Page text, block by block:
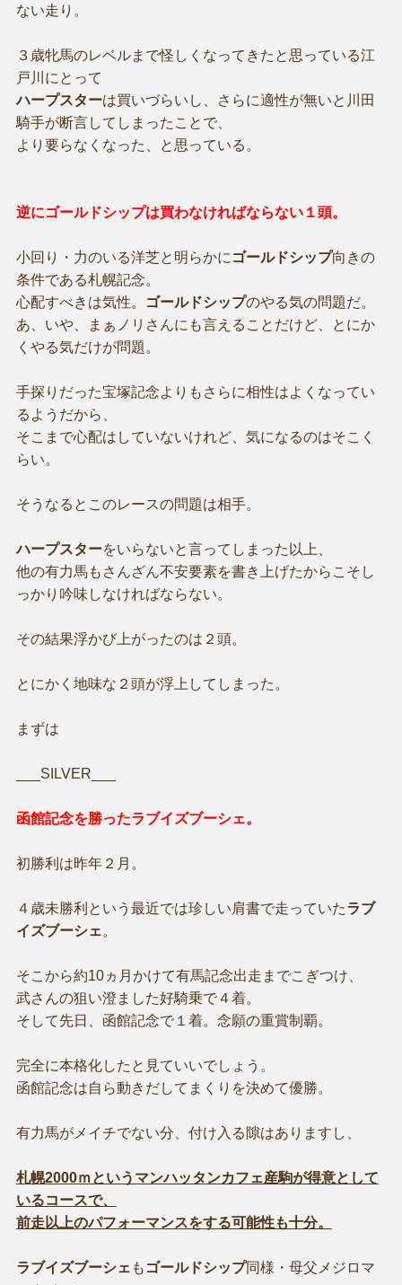
ない走り。
３歳牝馬のレベルまで怪しくなってきたと思っている江
戸川にとって
ハープスターは買いづらいし、さらに適性が無いと川田
騎手が断言してしまったことで、
より要らなくなった、と思っている。
逆にゴールドシップは買わなければならない１頭。
小回り・力のいる洋芝と明らかに ゴールドシップ向きの
条件である札幌記念。
心配すべきは気性。
ゴールドシップのやる気の問題だ。
あ、いや、まぁノリさんにも言えることだけど、とにか
くやる気だけが問題。
手探りだった宝塚記念よりもさらに相性はよくなってい
るようだから、
そこまで心配はしていないけれど、気になるのはそこく
らい。
そうなるとこのレースの問題は相手。
ハープスターをいらないと言ってしまった以上、
他の有力馬もさんざん不安要素を書き上げたからこそし
っかり吟味しなければならない。
その結果浮かび上がったのは２頭。
とにかく地味な２頭が浮上してしまった。
まずは
___SILVER___
函館記念を勝ったラブイズブーシェ。
初勝利は昨年２月。
４歳未勝利という最近では珍しい肩書で走っていたラブ
イズブーシェ。
そこから約10ヵ月かけて有馬記念出走までこぎつけ、
武さんの狙い澄ました好騎乗で４着。
そして先日、函館記念で１着。念願の重賞制覇。
完全に本格化したと見ていいでしょう。
函館記念は自ら動きだしてまくりを決めて優勝。
有力馬がメイチでない分、付け入る隙はありますし、
札幌2000ｍというマンハッタンカフェ産駒が得意として
いるコースで、
前走以上のパフォーマンスをする可能性も十分。
ラブイズブーシェ も ゴールドシップ同様・母父メジロマ